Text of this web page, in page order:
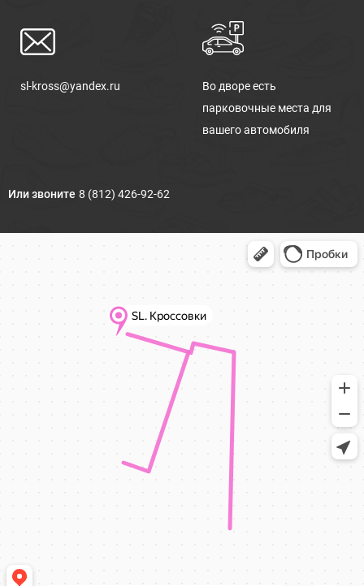
sl-kross@yandex.ru
Во дворе есть
парковочные места для
вашего автомобиля
Или звоните 8 (812) 426-92-62